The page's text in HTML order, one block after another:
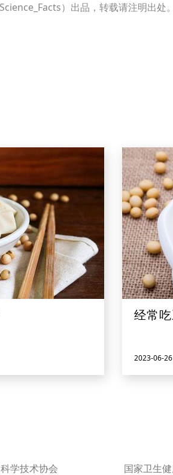
）出品，转载请注明出处
经常
2023-06-26
学技术协会 国家卫生